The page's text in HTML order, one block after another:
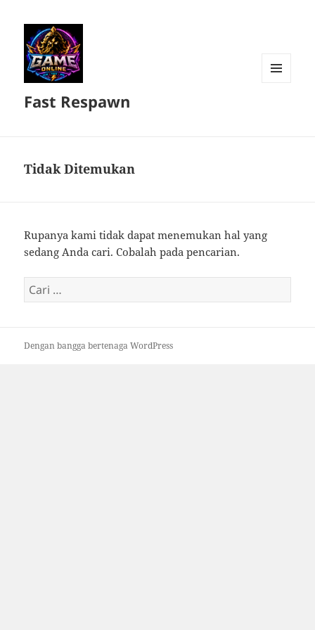
Fast Respawn
Tidak Ditemukan
Rupanya kami tidak dapat menemukan hal yang
sedang Anda cari. Cobalah pada pencarian.
Cari
untuk:
Dengan bangga bertenaga WordPress